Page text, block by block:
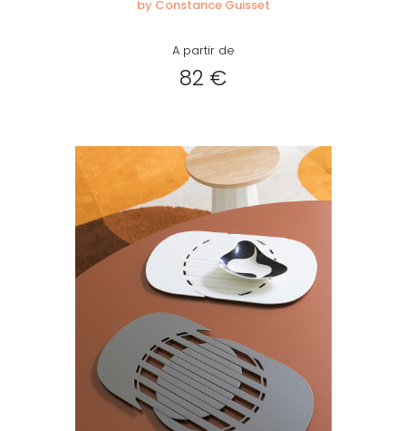
by Constance Guisset
A partir de
82 €